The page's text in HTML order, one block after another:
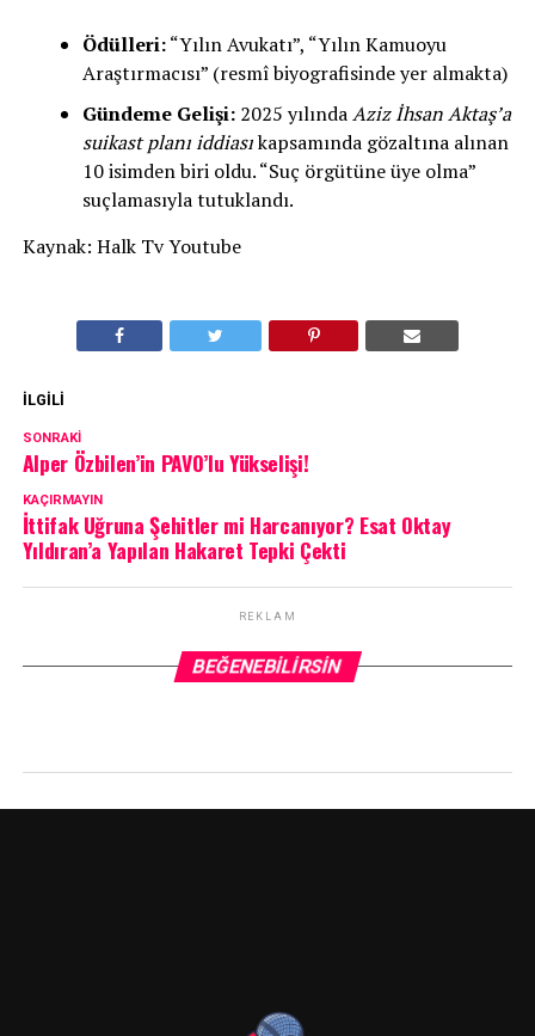
Ödülleri:“Yılın Avukatı”, “Yılın Kamuoyu
Araştırmacısı” (resmî biyografisinde yer almakta)
Gündeme Gelişi:2025 yılındaAziz İhsan Aktaş’a
suikast planı iddiasıkapsamında gözaltına alınan
10 isimden biri oldu. “Suç örgütüne üye olma”
suçlamasıyla tutuklandı.
Kaynak: Halk Tv Youtube
İLGILI
SONRAKI
Alper Özbilen’in PAVO’lu Yükselişi!
KAÇIRMAYIN
İttifak Uğruna Şehitler mi Harcanıyor? Esat Oktay
Yıldıran’a Yapılan Hakaret Tepki Çekti
REKLAM
BEĞENEBILIRSIN